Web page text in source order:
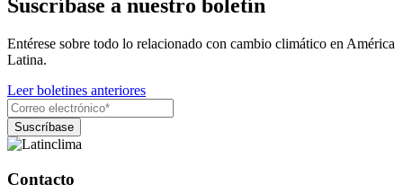
Suscríbase a nuestro boletín
Entérese sobre todo lo relacionado con cambio climático en América
Latina.
Leer boletines anteriores
Contacto